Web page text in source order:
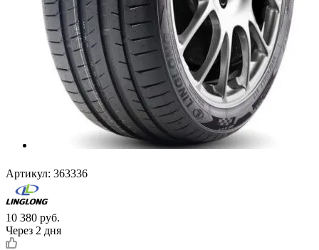
Артикул: 363336
10 380 руб.
Через 2 дня